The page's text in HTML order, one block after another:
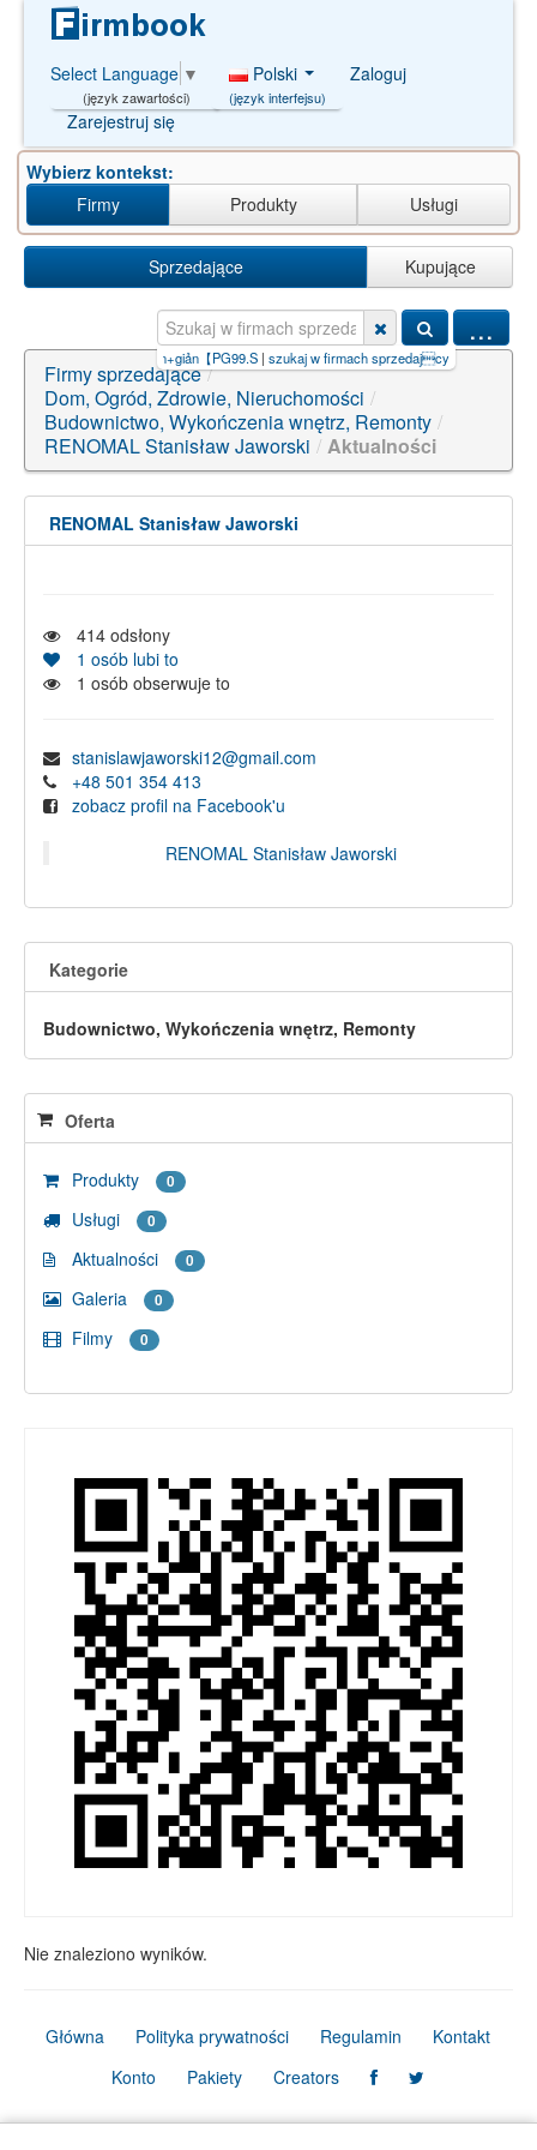
Select Language ▼
(język zawartości)
Polski
(język interfejsu)
Zaloguj
Zarejestruj się
Wybierz kontekst:
Firmy
Produkty Usługi
Sprzedające Kupujące
...
kiếm+tiền+online+đơn+giản【PG99.S|szukaj w firmach sprzedajcych|
Firmy sprzedające /
Dom, Ogród, Zdrowie, Nieruchomości /
Budownictwo, Wykończenia wnętrz, Remonty /
RENOMAL Stanisław Jaworski / Aktualności
RENOMAL Stanisław Jaworski
414 odsłony
1 osób lubi to
1 osób obserwuje to
stanislawjaworski12@gmail.com
+48 501 354 413
zobacz profil na Facebook'u
RENOMAL Stanisław Jaworski
Kategorie
Budownictwo, Wykończenia wnętrz, Remonty
Oferta
Produkty 0
Usługi 0
Aktualności 0
Galeria 0
Filmy 0
Nie znaleziono wyników.
Główna Polityka prywatności Regulamin
Kontakt
Konto
Pakiety Creators